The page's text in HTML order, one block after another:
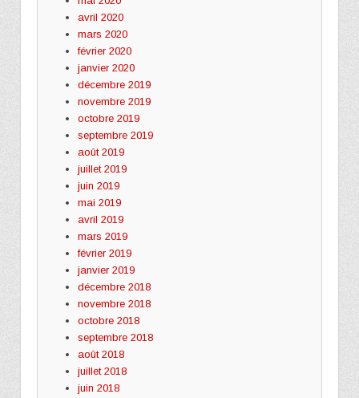
avril 2020
mars 2020
février 2020
janvier 2020
décembre 2019
novembre 2019
octobre 2019
septembre 2019
août 2019
juillet 2019
juin 2019
mai 2019
avril 2019
mars 2019
février 2019
janvier 2019
décembre 2018
novembre 2018
octobre 2018
septembre 2018
août 2018
juillet 2018
juin 2018